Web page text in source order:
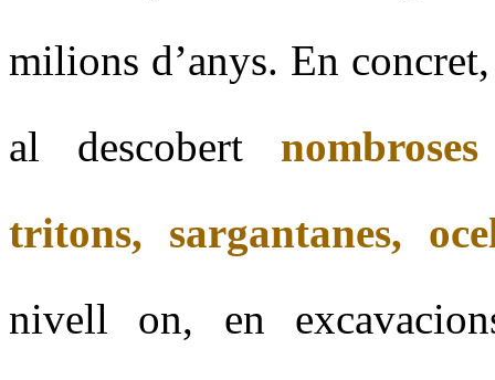
milions d’anys. En
al descobert
tritons, sargantanes,
nivell on, en